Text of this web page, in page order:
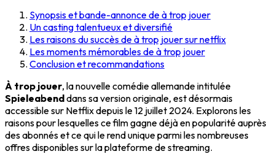
Synopsis et bande-annonce de à trop jouer
Un casting talentueux et diversifié
Les raisons du succès de à trop jouer sur netflix
Les moments mémorables de à trop jouer
Conclusion et recommandations
À trop jouer, la nouvelle comédie allemande intitulée
Spieleabenddans sa version originale, est désormais
accessible sur Netflix depuis le 12 juillet 2024. Explorons les
raisons pour lesquelles ce film gagne déjà en popularité auprès
des abonnés et ce qui le rend unique parmi les nombreuses
offres disponibles sur la plateforme de streaming.